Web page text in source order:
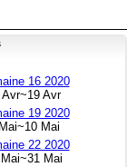
16 2020
Avr~19 Avr
19 2020
Mai
22 2020
Mai